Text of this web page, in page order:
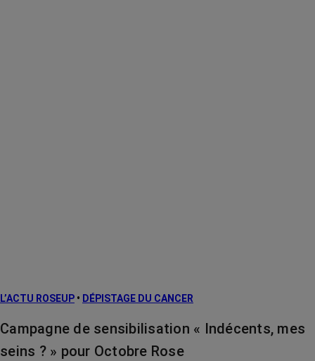
L’ACTU ROSEUP • DÉPISTAGE DU CANCER
Campagne de sensibilisation « Indécents, mes
seins ? » pour Octobre Rose